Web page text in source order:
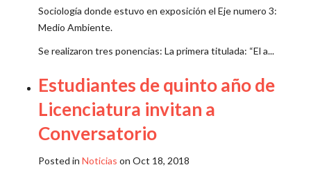
Sociología donde estuvo en exposición el Eje numero 3:
Medio Ambiente.
Se realizaron tres ponencias: La primera titulada: “El a...
Estudiantes de quinto año de
Licenciatura invitan a
Conversatorio
Posted in Noticias on Oct 18, 2018